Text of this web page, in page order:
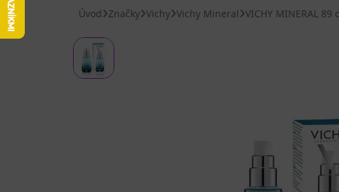
Úvod Značky Vichy Vichy Mineral VICHY MINERAL